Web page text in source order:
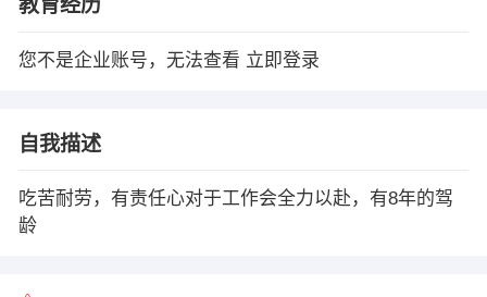
教育经历
您不是企业账号，无法查看 立即登录
自我描述
吃苦耐劳，有责任心对于工作会全力以赴，有8年的驾
龄